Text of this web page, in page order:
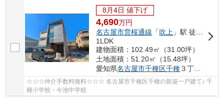
8月4日 値下げ
4,690万円
名古屋市営桜通線 「吹上 」駅 徒歩5分
1LDK
建物面積：102.49㎡（31.00坪）
土地面積：51.20㎡（15.48坪）
愛知県名古屋市千種区千種３丁目312
☆☆☆仲介手数料無料☆☆☆ 名古屋市千種区千種の新築一戸建て♪ 千
種小学校・今池中学校